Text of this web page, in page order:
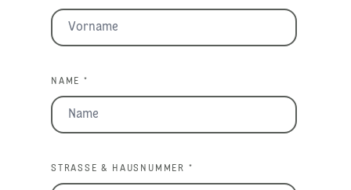
NAME *
STRASSE & HAUSNUMMER *